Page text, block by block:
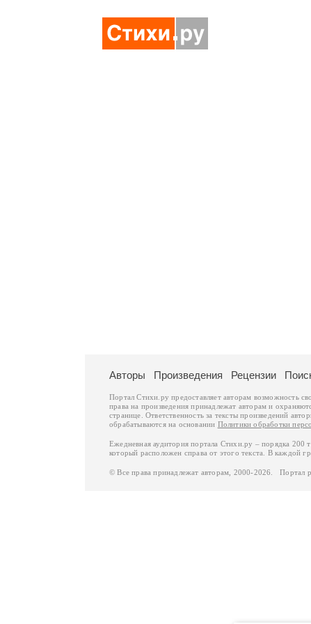
Авторы Произведения Рецензии
Портал Стихи.ру предоставляет авторам возможность
права на произведения принадлежат авторам и
странице. Ответственность за тексты произведений
обрабатываются на основании Политики обработки
Ежедневная аудитория портала Стихи.ру – порядка 200
который расположен справа от этого текста. В каждой
© Все права принадлежат авторам, 2000-2026. Портал